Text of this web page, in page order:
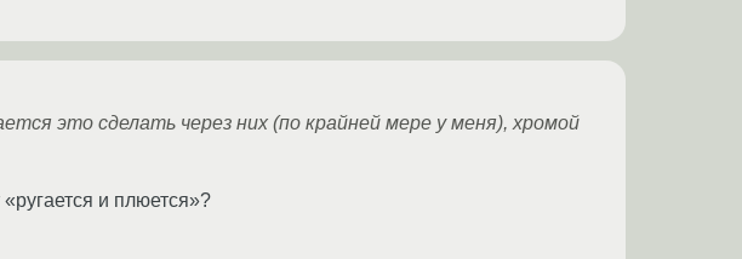
это сделать через них (по крайней мере у меня), хромой
и плюется»?